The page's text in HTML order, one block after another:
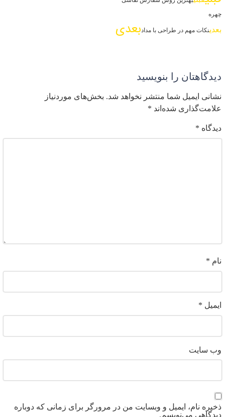
چهره
بعدینکات مهم در طراحی با مدادبعدی
دیدگاهتان را بنویسید
نشانی ایمیل شما منتشر نخواهد شد. بخش‌های موردنیاز
علامت‌گذاری شده‌اند*
دیدگاه*
نام*
ایمیل *
وب‌ سایت
ذخیره نام، ایمیل و وبسایت من در مرورگر برای زمانی که دوباره
دیدگاهی می‌نویسم.